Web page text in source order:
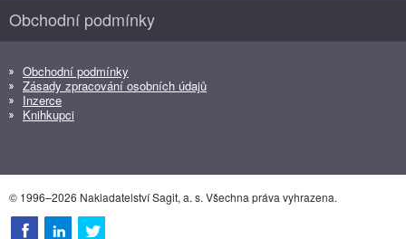
Obchodní podmínky
Obchodní podmínky
Zásady zpracování osobních údajů
Inzerce
Knihkupci
© 1996–2026 Nakladatelství Sagit, a. s. Všechna práva vyhrazena.